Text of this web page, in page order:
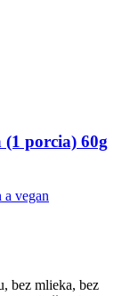
porcia) 60g
a vegan
bez mlieka, bez